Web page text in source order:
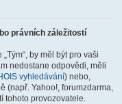
právních záležitostí
by měl být pro vaši
nedostane odpovědi, měli
vyhledávání) nebo,
(např. Yahoo!, forumzdarma,
tohoto provozovatele.